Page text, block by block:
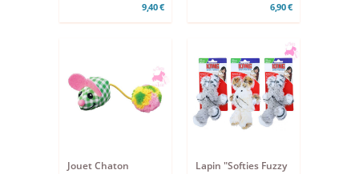
9,40 € 6,90 €
Jouet Chaton
Lapin "Softies Fuzzy